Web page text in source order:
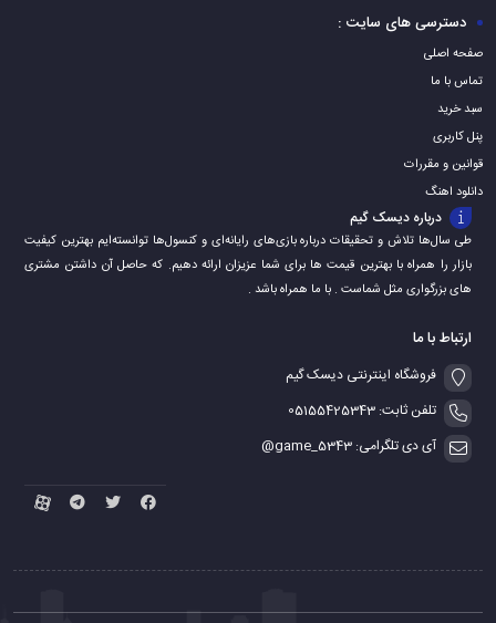
دسترسی های سایت :
صفحه اصلی
تماس با ما
سبد خرید
پنل کاربری
قوانین و مقررات
دانلود اهنگ
درباره دیسک گیم
طی سال‌ها تلاش و تحقیقات درباره بازی‌های رایانه‌ای و کنسول‌ها توانسته‌ایم بهترین کیفیت
بازار را همراه با بهترین قیمت ها برای شما عزیزان ارائه دهیم. که حاصل آن داشتن مشتری
های بزرگواری مثل شماست . با ما همراه باشد .
ارتباط با ما
فروشگاه اینترنتی دیسک گیم
تلفن ثابت: 05155425343
آی دی تلگرامی: game_5343@